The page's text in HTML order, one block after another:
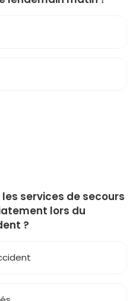
services de secours
lors du
?